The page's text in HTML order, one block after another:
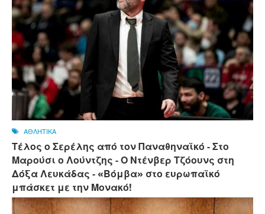
ΑΘΛΗΤΙΚΑ
Τέλος ο Σερέλης από τον Παναθηναϊκό - Στο
Μαρούσι ο Λούντζης - Ο Ντένβερ Τζόουνς στη
Δόξα Λευκάδας - «Βόμβα» στο ευρωπαϊκό
μπάσκετ με την Μονακό!